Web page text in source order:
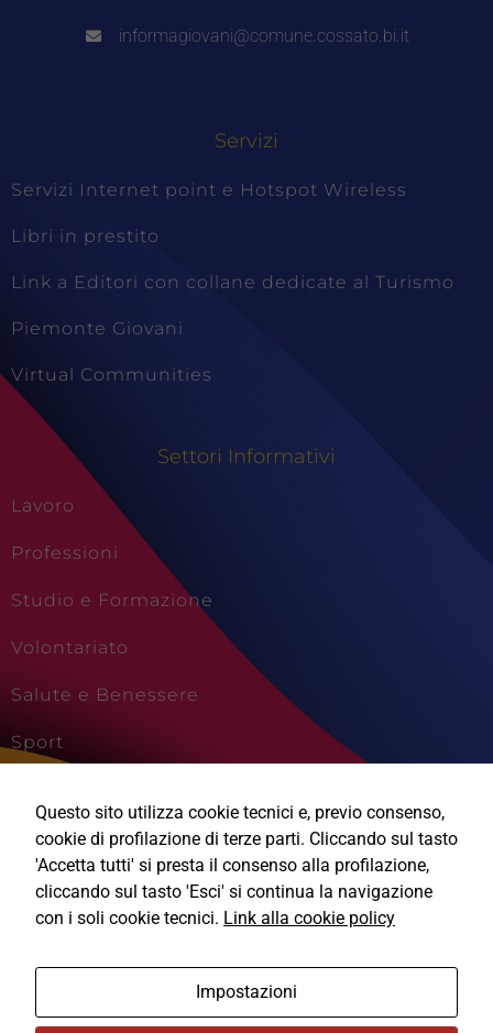
informagiovani@comune.cossato.bi.it
Servizi
Servizi Internet point e Hotspot Wireless
Libri in prestito
Link a Editori con collane dedicate al Turismo
Piemonte Giovani
Virtual Communities
Settori Informativi
Lavoro
Professioni
Studio e Formazione
Volontariato
Salute e Benessere
Sport
Viaggi e Vacanze
Ⓒ2026, Technical Design s.r.l.
Informativa Privacy
Questo sito utilizza cookie tecnici e, previo consenso,
cookie di profilazione di terze parti. Cliccando sul tasto
'Accetta tutti' si presta il consenso alla profilazione,
cliccando sul tasto 'Esci' si continua la navigazione
con i soli cookie tecnici. Link alla cookie policy
Impostazioni
Tecnici
Questi cookie
sono necessari
possono
essere